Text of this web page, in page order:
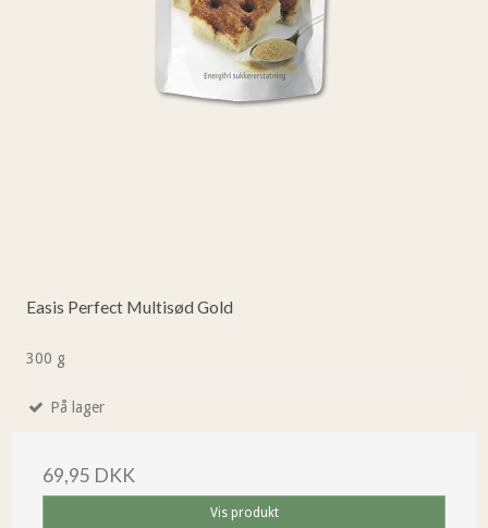
Easis Perfect Multisød Gold
300 g
På lager
69,95 DKK
Vis produkt